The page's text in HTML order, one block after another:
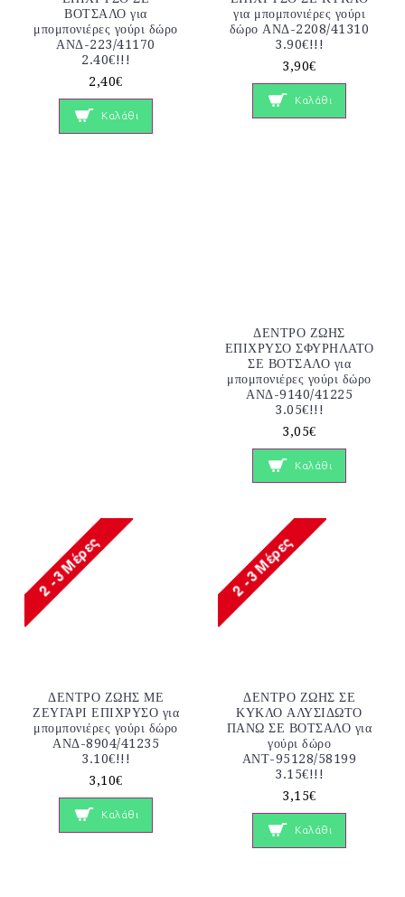
ΒΟΤΣΑΛΟ για
μπομπονιέρες γούρι δώρο
ΑΝΔ-223/41170
2.40€!!!
2,40€
Καλάθι
για μπομπονιέρες γούρι
δώρο ΑΝΔ-2208/41310
3.90€!!!
3,90€
Καλάθι
ΔΕΝΤΡΟ ΖΩΗΣ
ΕΠΙΧΡΥΣΟ ΣΦΥΡΗΛΑΤΟ
ΣΕ ΒΟΤΣΑΛΟ για
μπομπονιέρες γούρι δώρο
ΑΝΔ-9140/41225
3.05€!!!
3,05€
Καλάθι
ΔΕΝΤΡΟ ΖΩΗΣ ΜΕ
ΖΕΥΓΑΡΙ ΕΠΙΧΡΥΣΟ για
μπομπονιέρες γούρι δώρο
ΑΝΔ-8904/41235
3.10€!!!
3,10€
Καλάθι
ΔΕΝΤΡΟ ΖΩΗΣ ΣΕ
ΚΥΚΛΟ ΑΛΥΣΙΔΩΤΟ
ΠΑΝΩ ΣΕ ΒΟΤΣΑΛΟ για
γούρι δώρο
ΑΝΤ-95128/58199
3.15€!!!
3,15€
Καλάθι